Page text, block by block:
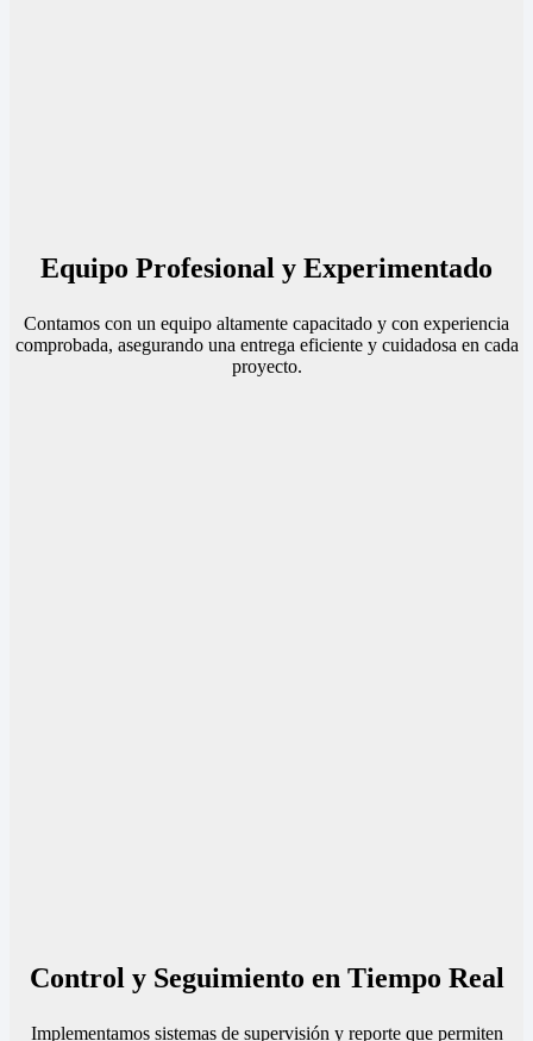
Equipo Profesional y Experimentado
Contamos con un equipo altamente capacitado y con experiencia
comprobada, asegurando una entrega eficiente y cuidadosa en cada
proyecto.
Control y Seguimiento en Tiempo Real
Implementamos sistemas de supervisión y reporte que permiten